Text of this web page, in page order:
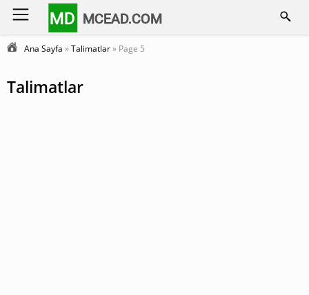
MD MCEAD.COM
Ana Sayfa »Talimatlar» Page 5
Talimatlar